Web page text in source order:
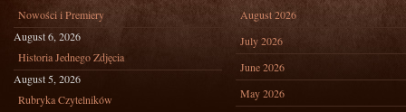
Nowości i Premiery
August 6, 2026
Historia Jednego Zdjęcia
August 5, 2026
Rubryka Czytelników
August 2026
July 2026
June 2026
May 2026